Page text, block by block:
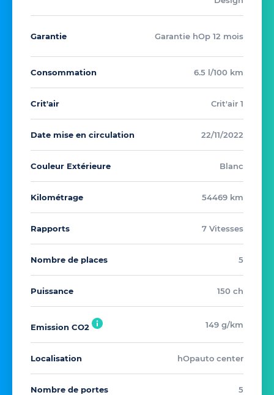
Garantie Garantie hOp 12 mois
Consommation 6.5 l/100 km
Crit'air Crit'air 1
Date mise en circulation 22/11/2022
Couleur Extérieure Blanc
Kilométrage 54469 km
Rapports 7 Vitesses
Nombre de places 5
Puissance 150 ch
Emission CO2 149 g/km
Localisation hOpauto center
Nombre de portes 5